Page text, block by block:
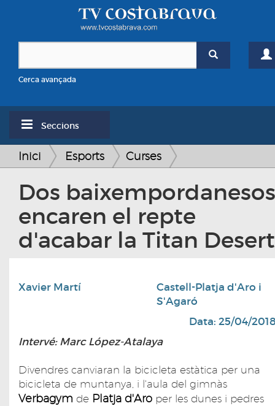
Cerca avançada
Seccions
Inici Esports Curses
Dos baixempordanesos
encaren el repte
d'acabar la Titan Desert
Xavier Martí
Castell-Platja d'Aro i
S'Agaró
Data: 25/04/
Intervé: Marc López-Atalaya
Divendres canviaran la bicicleta estàtica per una
bicicleta de muntanya, i l'aula del gimnàs
Verbagym de Platja d'Aro per les dunes i pedres